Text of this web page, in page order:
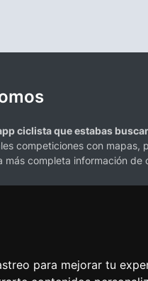
para mejorar tu
ciclista que estabas
competiciones con mapas,
más completa información de